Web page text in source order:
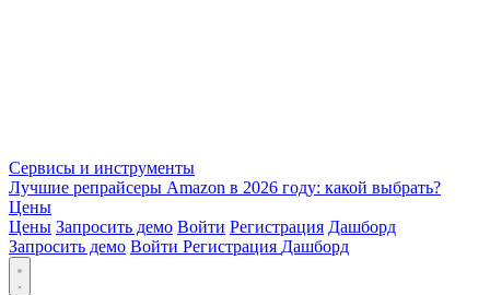
Сервисы и инструменты
Лучшие репрайсеры Amazon в 2026 году: какой выбрать?
Цены
Цены Запросить демо Войти Регистрация Дашборд
Запросить демо Войти Регистрация Дашборд